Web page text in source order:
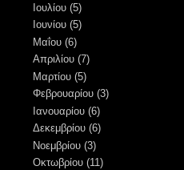
Ιουλίου (5)
Ιουνίου (5)
Μαΐου (6)
Απριλίου (7)
Μαρτίου (5)
Φεβρουαρίου (3)
Ιανουαρίου (6)
Δεκεμβρίου (6)
Νοεμβρίου (3)
Οκτωβρίου (11)